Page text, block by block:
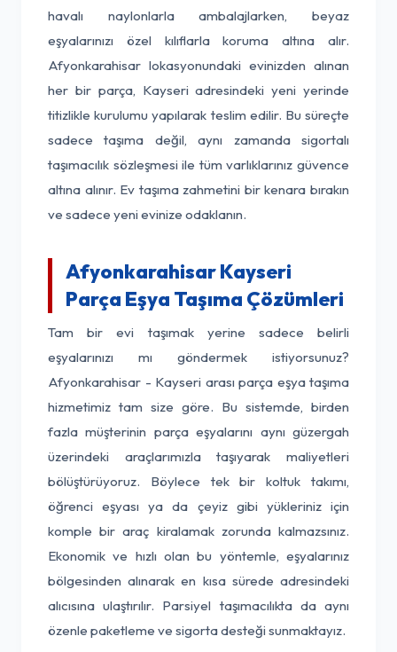
havalı naylonlarla ambalajlarken, beyaz
eşyalarınızı özel kılıflarla koruma altına alır.
Afyonkarahisar lokasyonundaki evinizden alınan
her bir parça, Kayseri adresindeki yeni yerinde
titizlikle kurulumu yapılarak teslim edilir. Bu süreçte
sadece taşıma değil, aynı zamanda sigortalı
taşımacılık sözleşmesi ile tüm varlıklarınız güvence
altına alınır. Ev taşıma zahmetini bir kenara bırakın
ve sadece yeni evinize odaklanın.
Afyonkarahisar Kayseri
Parça Eşya Taşıma Çözümleri
Tam bir evi taşımak yerine sadece belirli
eşyalarınızı mı göndermek istiyorsunuz?
Afyonkarahisar - Kayseri arası parça eşya taşıma
hizmetimiz tam size göre. Bu sistemde, birden
fazla müşterinin parça eşyalarını aynı güzergah
üzerindeki araçlarımızla taşıyarak maliyetleri
bölüştürüyoruz. Böylece tek bir koltuk takımı,
öğrenci eşyası ya da çeyiz gibi yükleriniz için
komple bir araç kiralamak zorunda kalmazsınız.
Ekonomik ve hızlı olan bu yöntemle, eşyalarınız
bölgesinden alınarak en kısa sürede adresindeki
alıcısına ulaştırılır. Parsiyel taşımacılıkta da aynı
özenle paketleme ve sigorta desteği sunmaktayız.